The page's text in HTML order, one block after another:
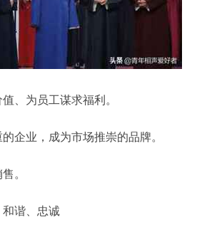
、为员工谋求福利。
企业，成为市场推崇的品牌。
。
谐、忠诚